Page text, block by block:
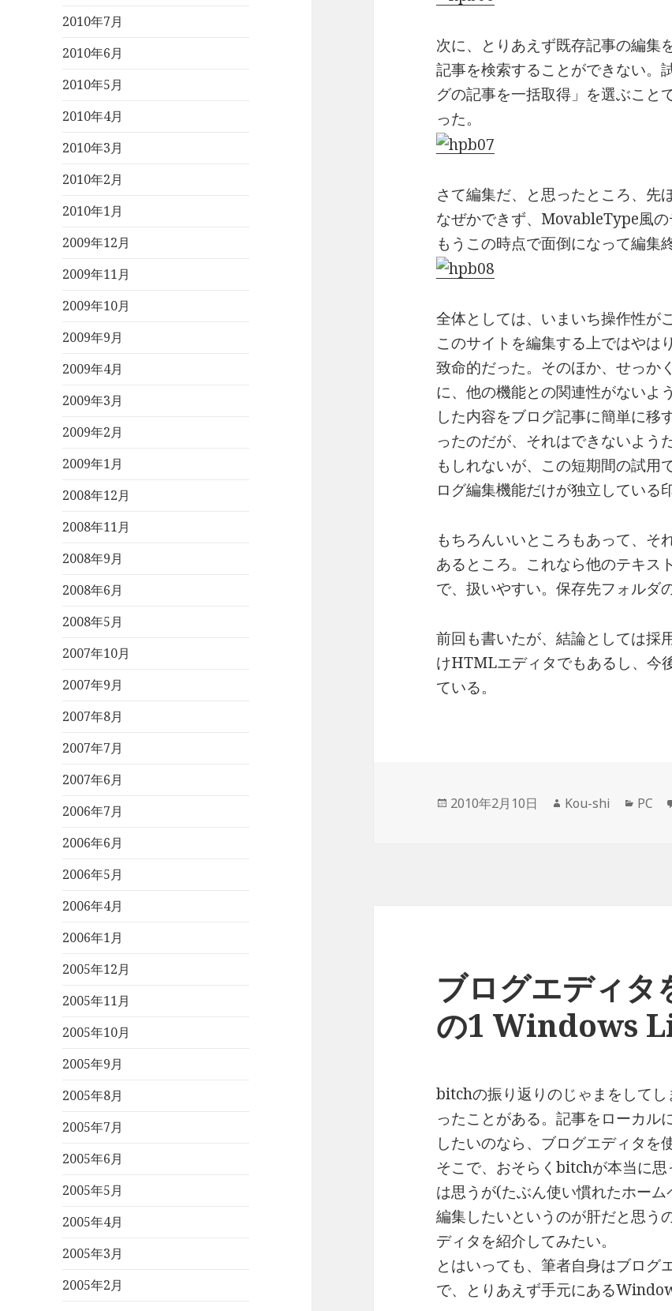
2010年7月
2010年6月
2010年5月
2010年4月
2010年3月
2010年2月
2010年1月
2009年12月
2009年11月
2009年10月
2009年9月
2009年4月
2009年3月
2009年2月
2009年1月
2008年12月
2008年11月
2008年9月
2008年6月
2008年5月
2007年10月
2007年9月
2007年8月
2007年7月
2007年6月
2006年7月
2006年6月
2006年5月
2006年4月
2006年1月
2005年12月
2005年11月
2005年10月
2005年9月
2005年8月
2005年7月
2005年6月
2005年5月
2005年4月
2005年3月
2005年2月
次に、とりあえず既存記事の編集
記事を検索することができない。
グの記事を一括取得」を選ぶこと
った。
さて編集だ、と思ったところ、先
なぜかできず、MovableType風の
もうこの時点で面倒になって編集終
全体としては、いまいち操作性が
このサイトを編集する上ではや
致命的だった。そのほか、せっか
に、他の機能との関連性がない
した内容をブログ記事に簡単に
ったのだが、それはできないよう
もしれないが、この短期間の試用
ログ編集機能だけが独立している印
もちろんいいところもあって、
あるところ。これなら他のテキス
で、扱いやすい。保存先フォルダ
前回も書いたが、結論としては採
けHTMLエディタでもあるし、今
ている。
投
2010年2月10日
作
Kou-shi
カ
PC
ブログエディ
の1 Windows
bitchの振り返りのじゃまをしてし
ったことがある。記事をローカル
したいのなら、ブログエディタを
そこで、おそらくbitchが本当に
は思うが(たぶん使い慣れたホー
編集したいというのが肝だと思う
ディタを紹介してみたい。
とはいっても、筆者自身はブログ
で、とりあえず手元にある